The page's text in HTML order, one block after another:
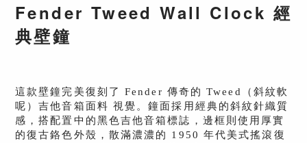
Fender Tweed Wall Clock 經
典壁鐘
這款壁鐘完美復刻了 Fender 傳奇的 Tweed（斜紋軟
呢）吉他音箱面料 視覺。鐘面採用經典的斜紋針織質
感，搭配置中的黑色吉他音箱標誌，邊框則使用厚實
的復古鉻色外殼，散滿濃濃的 1950 年代美式搖滾復